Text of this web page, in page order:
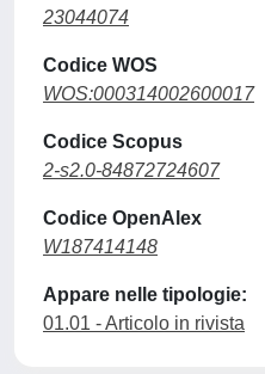
23044074
Codice WOS
WOS:000314002600017
Codice Scopus
2-s2.0-84872724607
Codice OpenAlex
W187414148
Appare nelle tipologie:
01.01 - Articolo in rivista